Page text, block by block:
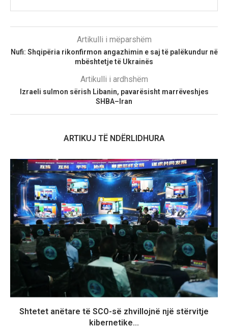
Artikulli i mëparshëm
Nufi: Shqipëria rikonfirmon angazhimin e saj të palëkundur në
mbështetje të Ukrainës
Artikulli i ardhshëm
Izraeli sulmon sërish Libanin, pavarësisht marrëveshjes
SHBA–Iran
ARTIKUJ TË NDËRLIDHURA
Shtetet anëtare të SCO-së zhvillojnë një stërvitje
kibernetike...